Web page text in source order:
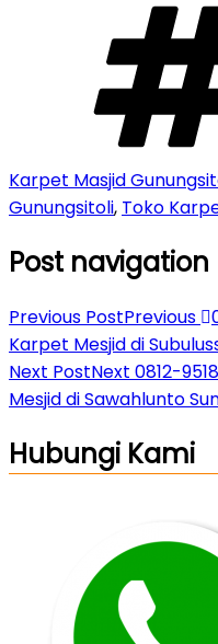
Karpet Masjid
Gunungsitoli, Toko
Post navigation
Previous PostPrevious
Karpet Mesjid di
Next PostNext 0812-
Mesjid di Sawahlunto
Hubungi Kami